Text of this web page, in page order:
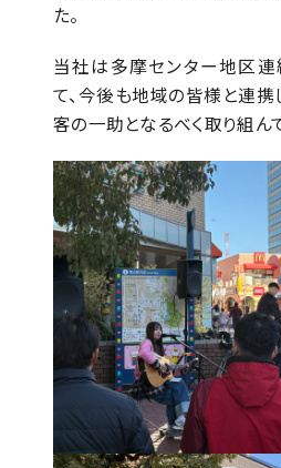
た。
当社は多摩センター地区
て、今後も地域の皆様と連携
客の一助となるべく取り組ん